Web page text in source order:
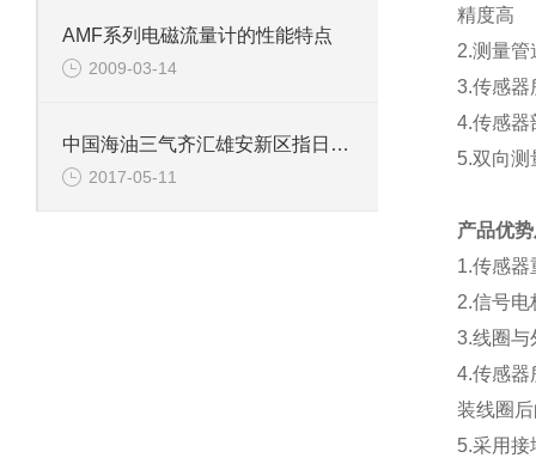
AMF系列电磁流量计的性能特点
2009-03-14
中国海油三气齐汇雄安新区指日可待
2017-05-11
精度高
2.测量管
3.传感器
4.传感器
5.双向测
产品优
1.传感器
2.信号电
3.线圈与
4.传感器
装线圈
5.采用接